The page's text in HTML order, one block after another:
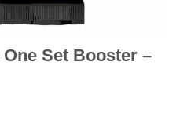
Set Booster –